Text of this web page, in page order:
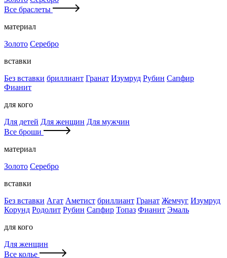
Все браслеты
материал
Золото Серебро
вставки
Без вставки бриллиант Гранат Изумруд Рубин Сапфир
Фианит
для кого
Для детей Для женщин Для мужчин
Все броши
материал
Золото Серебро
вставки
Без вставки Агат Аметист бриллиант Гранат Жемчуг Изумруд
Корунд Родолит Рубин Сапфир Топаз Фианит Эмаль
для кого
Для женщин
Все колье